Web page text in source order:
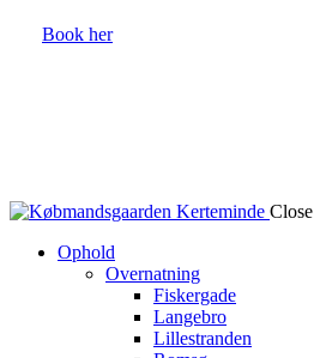
Book her
Close
Ophold
Overnatning
Fiskergade
Langebro
Lillestranden